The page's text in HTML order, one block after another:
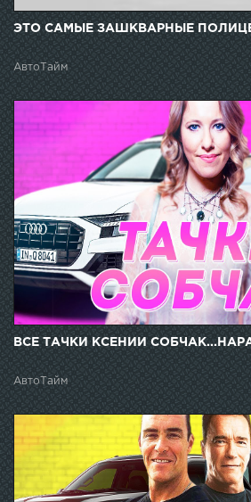
ЭТО САМЫЕ ЗАШКВАРНЫЕ
АвтоТайм
ВСЕ ТАЧКИ КСЕНИИ
АвтоТайм